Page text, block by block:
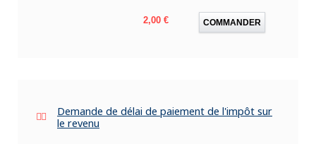
Prix
2,00 € COMMANDER
Demande de délai de paiement de l'impôt sur
le revenu